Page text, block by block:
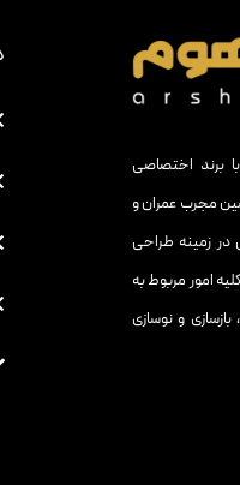
با برند اختصاصی
مجرب عمران و
در زمینه طراحی
امور مربوط به
و نوسازی